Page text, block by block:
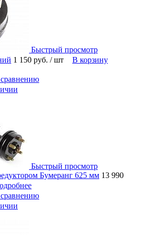
Быстрый просмотр
1 150 руб. / шт
В корзину
Быстрый просмотр
Бумеранг 625 мм 13 990